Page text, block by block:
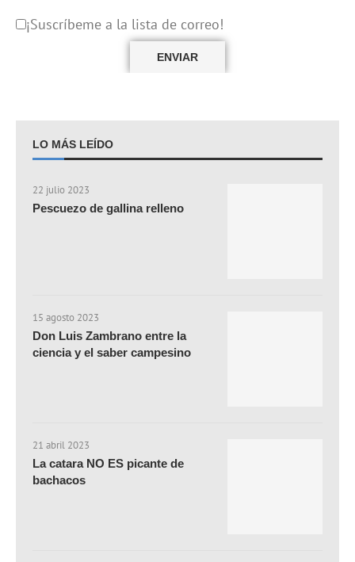
¡Suscríbeme a la lista de correo!
LO MÁS LEÍDO
22 julio 2023
Pescuezo de gallina relleno
15 agosto 2023
Don Luis Zambrano entre la
ciencia y el saber campesino
21 abril 2023
La catara NO ES picante de
bachacos